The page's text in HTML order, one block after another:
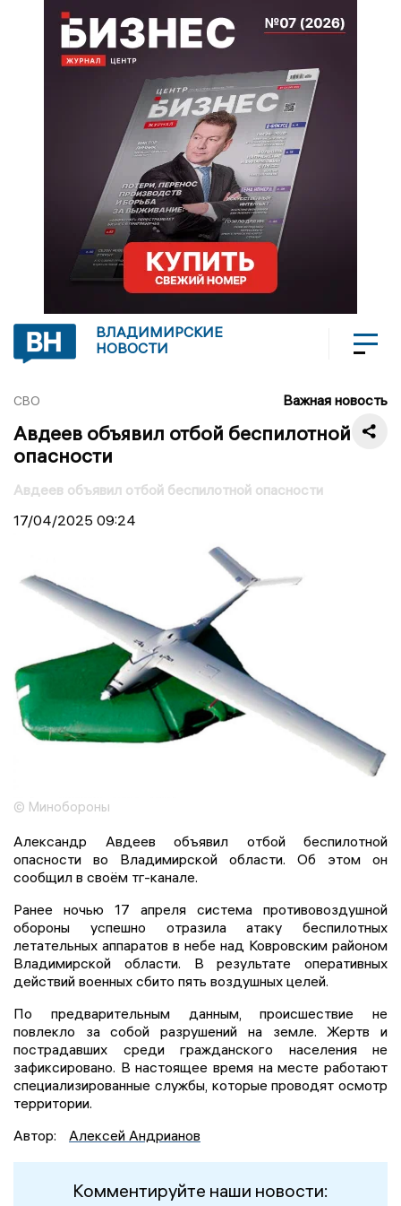
ВЛАДИМИРСКИЕ
НОВОСТИ
СВО Важная новость
Авдеев объявил отбой беспилотной
опасности
Авдеев объявил отбой беспилотной опасности
17/04/2025 09:24
© Минобороны
Александр Авдеев объявил отбой беспилотной
опасности во Владимирской области. Об этом он
сообщил в своём тг-канале.
Ранее ночью 17 апреля система противовоздушной
обороны успешно отразила атаку беспилотных
летательных аппаратов в небе над Ковровским районом
Владимирской области. В результате оперативных
действий военных сбито пять воздушных целей.
По предварительным данным, происшествие не
повлекло за собой разрушений на земле. Жертв и
пострадавших среди гражданского населения не
зафиксировано. В настоящее время на месте работают
специализированные службы, которые проводят осмотр
территории.
Автор:
Алексей Андрианов
Комментируйте наши новости: